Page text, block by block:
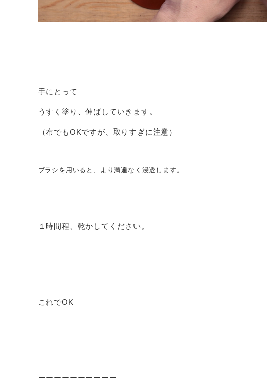
手にとって
うすく塗り、伸ばしていきます。
（布でもOKですが、取りすぎに注意）
ブラシを用いると、より満遍なく浸透します。
１時間程、乾かしてください。
これでOK
ーーーーーーーーーー